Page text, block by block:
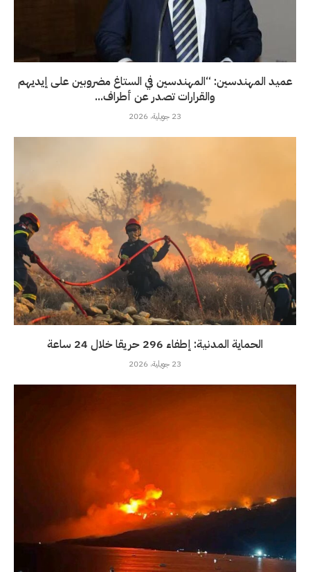
عميد المهندسين: “المهندسين في الستاغ مضروبين على إيديهم
والقرارات تصدر عن أطراف...
23 جويلية، 2026
الحماية المدنية: إطفاء 296 حريقا خلال 24 ساعة
23 جويلية، 2026